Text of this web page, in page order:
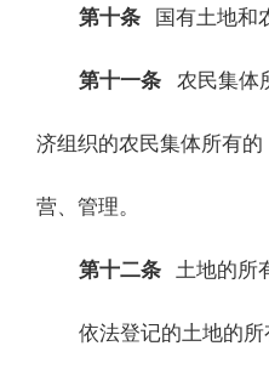
第十条 国有土地和
第十一条 农民集体
济组织的农民集体所有
营、管理。
第十二条 土地的所
依法登记的土地的